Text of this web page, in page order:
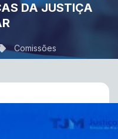
DA JUSTIÇA
Comissões